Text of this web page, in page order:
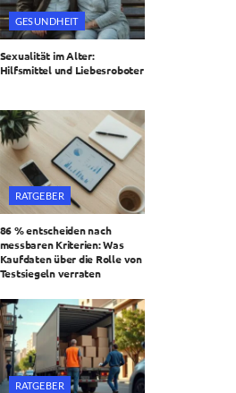
GESUNDHEIT
Sexualität im Alter:
Hilfsmittel und Liebesroboter
RATGEBER
86 % entscheiden nach
messbaren Kriterien: Was
Kaufdaten über die Rolle von
Testsiegeln verraten
RATGEBER